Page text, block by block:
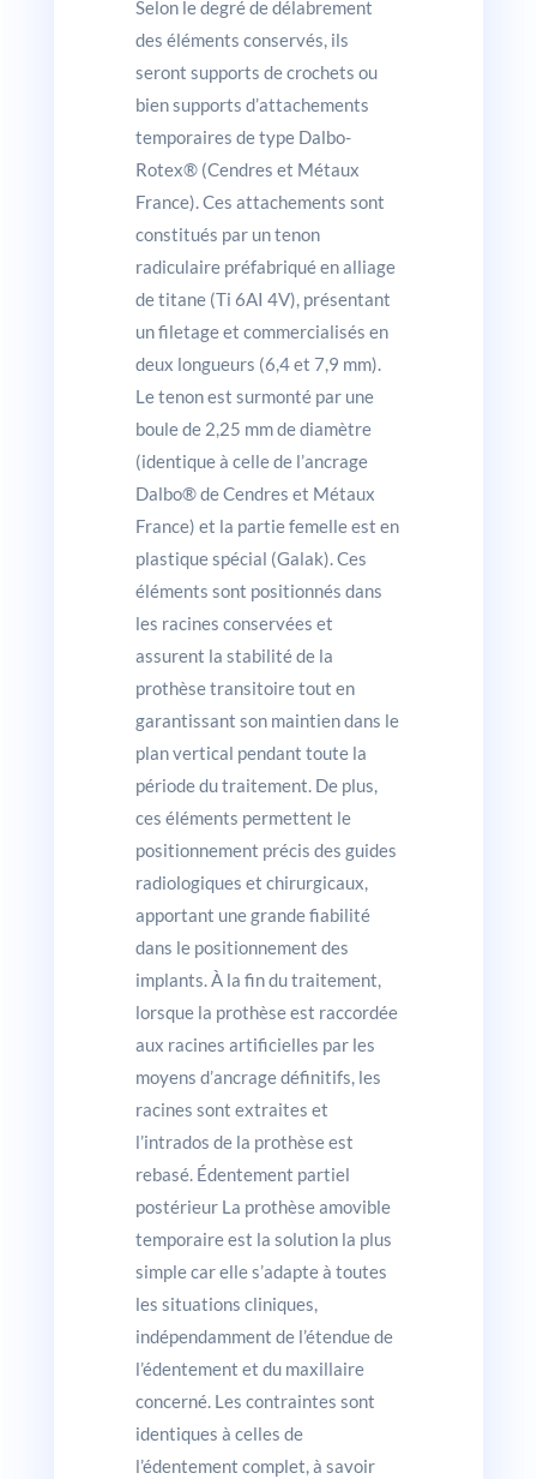
Selon le degré de délabrement
des éléments conservés, ils
seront supports de crochets ou
bien supports d’attachements
temporaires de type Dalbo-
Rotex® (Cendres et Métaux
France). Ces attachements sont
constitués par un tenon
radiculaire préfabriqué en alliage
de titane (Ti 6AI 4V), présentant
un filetage et commercialisés en
deux longueurs (6,4 et 7,9 mm).
Le tenon est surmonté par une
boule de 2,25 mm de diamètre
(identique à celle de l’ancrage
Dalbo® de Cendres et Métaux
France) et la partie femelle est en
plastique spécial (Galak). Ces
éléments sont positionnés dans
les racines conservées et
assurent la stabilité de la
prothèse transitoire tout en
garantissant son maintien dans le
plan vertical pendant toute la
période du traitement. De plus,
ces éléments permettent le
positionnement précis des guides
radiologiques et chirurgicaux,
apportant une grande fiabilité
dans le positionnement des
implants. À la fin du traitement,
lorsque la prothèse est raccordée
aux racines artificielles par les
moyens d’ancrage définitifs, les
racines sont extraites et
l’intrados de la prothèse est
rebasé. Édentement partiel
postérieur La prothèse amovible
temporaire est la solution la plus
simple car elle s’adapte à toutes
les situations cliniques,
indépendamment de l’étendue de
l’édentement et du maxillaire
concerné. Les contraintes sont
identiques à celles de
l’édentement complet, à savoir